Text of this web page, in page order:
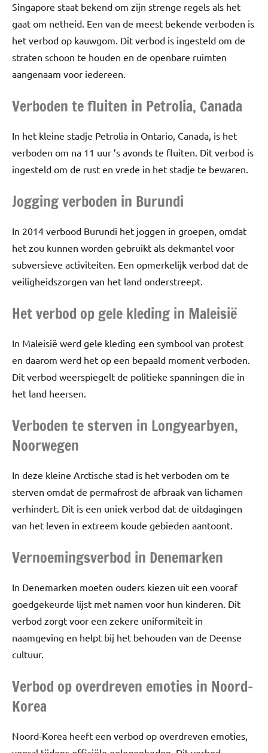
Singapore staat bekend om zijn strenge regels als het
gaat om netheid. Een van de meest bekende verboden is
het verbod op kauwgom. Dit verbod is ingesteld om de
straten schoon te houden en de openbare ruimten
aangenaam voor iedereen.
Verboden te fluiten in Petrolia, Canada
In het kleine stadje Petrolia in Ontario, Canada, is het
verboden om na 11 uur ’s avonds te fluiten. Dit verbod is
ingesteld om de rust en vrede in het stadje te bewaren.
Jogging verboden in Burundi
In 2014 verbood Burundi het joggen in groepen, omdat
het zou kunnen worden gebruikt als dekmantel voor
subversieve activiteiten. Een opmerkelijk verbod dat de
veiligheidszorgen van het land onderstreept.
Het verbod op gele kleding in Maleisië
In Maleisië werd gele kleding een symbool van protest
en daarom werd het op een bepaald moment verboden.
Dit verbod weerspiegelt de politieke spanningen die in
het land heersen.
Verboden te sterven in Longyearbyen,
Noorwegen
In deze kleine Arctische stad is het verboden om te
sterven omdat de permafrost de afbraak van lichamen
verhindert. Dit is een uniek verbod dat de uitdagingen
van het leven in extreem koude gebieden aantoont.
Vernoemingsverbod in Denemarken
In Denemarken moeten ouders kiezen uit een vooraf
goedgekeurde lijst met namen voor hun kinderen. Dit
verbod zorgt voor een zekere uniformiteit in
naamgeving en helpt bij het behouden van de Deense
cultuur.
Verbod op overdreven emoties in Noord-
Korea
Noord-Korea heeft een verbod op overdreven emoties,